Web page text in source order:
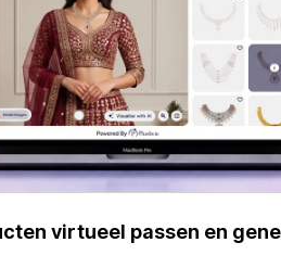
virtueel passen en